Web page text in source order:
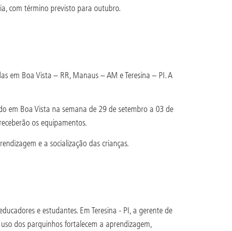
com término previsto para outubro.
em Boa Vista – RR, Manaus – AM e Teresina – PI. A
em Boa Vista na semana de 29 de setembro a 03 de
os equipamentos.
e a socialização das crianças.
e estudantes. Em Teresina - PI, a gerente de
dos parquinhos fortalecem a aprendizagem,